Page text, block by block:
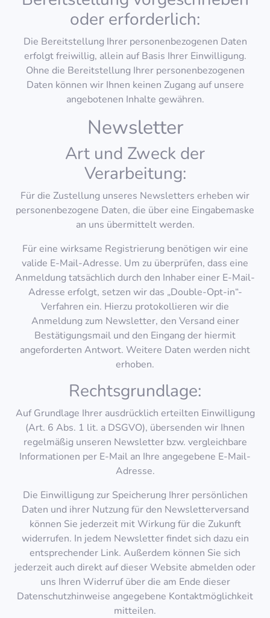
oder erforderlich:
Die Bereitstellung Ihrer personenbezogenen Daten
erfolgt freiwillig, allein auf Basis Ihrer Einwilligung.
Ohne die Bereitstellung Ihrer personenbezogenen
Daten können wir Ihnen keinen Zugang auf unsere
angebotenen Inhalte gewähren.
Newsletter
Art und Zweck der
Verarbeitung:
Für die Zustellung unseres Newsletters erheben wir
personenbezogene Daten, die über eine Eingabemaske
an uns übermittelt werden.
Für eine wirksame Registrierung benötigen wir eine
valide E-Mail-Adresse. Um zu überprüfen, dass eine
Anmeldung tatsächlich durch den Inhaber einer E-Mail-
Adresse erfolgt, setzen wir das „Double-Opt-in“-
Verfahren ein. Hierzu protokollieren wir die
Anmeldung zum Newsletter, den Versand einer
Bestätigungsmail und den Eingang der hiermit
angeforderten Antwort. Weitere Daten werden nicht
erhoben.
Rechtsgrundlage:
Auf Grundlage Ihrer ausdrücklich erteilten Einwilligung
(Art. 6 Abs. 1 lit. a DSGVO), übersenden wir Ihnen
regelmäßig unseren Newsletter bzw. vergleichbare
Informationen per E-Mail an Ihre angegebene E-Mail-
Adresse.
Die Einwilligung zur Speicherung Ihrer persönlichen
Daten und ihrer Nutzung für den Newsletterversand
können Sie jederzeit mit Wirkung für die Zukunft
widerrufen. In jedem Newsletter findet sich dazu ein
entsprechender Link. Außerdem können Sie sich
jederzeit auch direkt auf dieser Website abmelden oder
uns Ihren Widerruf über die am Ende dieser
Datenschutzhinweise angegebene Kontaktmöglichkeit
mitteilen.